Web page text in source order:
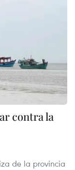
contra la
de la provincia